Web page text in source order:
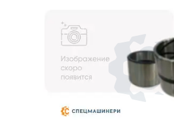
sksale@skdst.ru
+7 (499) 394-50-93